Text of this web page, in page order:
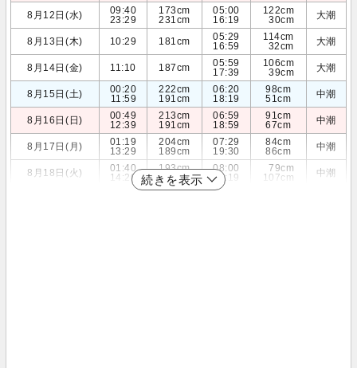
8月12日(水)
09:40
23:29
173cm
231cm
05:00
16:19
122cm
30cm
大潮
8月13日(木) 10:29 181cm
05:29
16:59
114cm
32cm
大潮
8月14日(金) 11:10 187cm
05:59
17:39
106cm
39cm
大潮
8月15日(土)
00:20
11:59
222cm
191cm
06:20
18:19
98cm
51cm
中潮
8月16日(日)
00:49
12:39
213cm
191cm
06:59
18:59
91cm
67cm
中潮
8月17日(月)
01:19
13:29
204cm
189cm
07:29
19:30
84cm
86cm
中潮
8月18日(火)
01:40
14:20
193cm
184cm
08:00
20:19
79cm
107cm
中潮
続きを表示